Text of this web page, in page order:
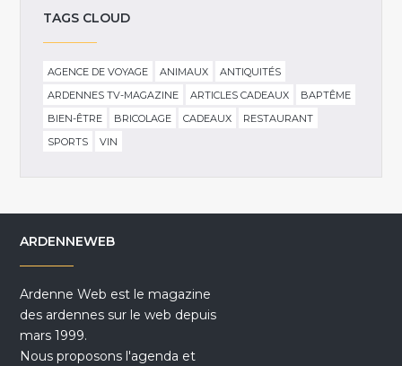
TAGS CLOUD
AGENCE DE VOYAGE ANIMAUX
ANTIQUITÉS
ARDENNES TV-MAGAZINE
ARTICLES CADEAUX
BAPTÊME
BIEN-ÊTRE
BRICOLAGE CADEAUX
RESTAURANT
SPORTS
VIN
ARDENNEWEB
Ardenne Web est le magazine
des ardennes sur le web depuis
mars 1999.
Nous proposons l'agenda et